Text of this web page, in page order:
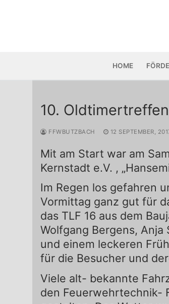
HOME
10.
FFWBUTZBACH 12 SEPTEMBER,
Mit am Start war am
Kernstadt e.V. ,
Im Regen los gefahren
Vormittag ganz gut für
das TLF 16 aus dem
Wolfgang Bergens,
und einem leckeren
für die Besucher und
Viele alt- bekannte
den Feuerwehrtechnik-